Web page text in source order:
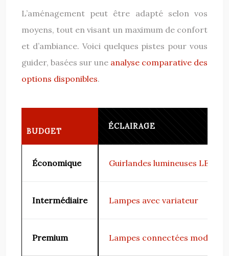
L’aménagement peut être adapté selon vos
moyens, tout en visant un maximum de confort
et d’ambiance. Voici quelques pistes pour vous
guider, basées sur une analyse comparative des
options disponibles.
BUDGET
ÉCLAIRAGE
Économique Guirlandes lumineuses LED
Intermédiaire Lampes avec variateur
Premium Lampes connectées